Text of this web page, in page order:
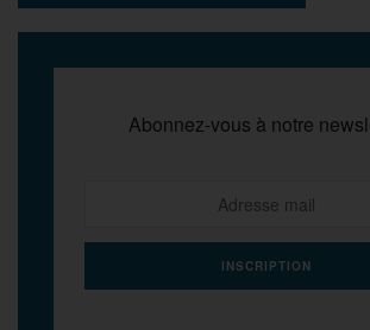
Abonnez-vous à notre